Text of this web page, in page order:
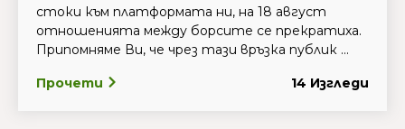
стоки към платформата ни, на 18 август
отношенията между борсите се прекратиха.
Припомняме Ви, че чрез тази връзка публик ...
Прочети 14 Изгледи